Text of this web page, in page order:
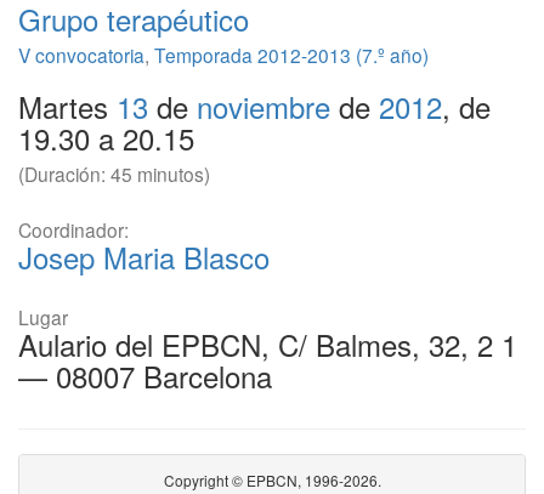
Grupo terapéutico
V convocatoria, Temporada 2012-2013 (7.º año)
Martes 13 de noviembre de 2012, de
19.30 a 20.15
(Duración: 45 minutos)
Coordinador:
Josep Maria Blasco
Lugar
Aulario del EPBCN, C/ Balmes, 32, 2 1
— 08007 Barcelona
Copyright © EPBCN, 1996-2026.